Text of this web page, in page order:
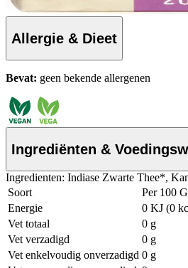
Allergie & Dieet
Bevat: geen bekende allergenen
Ingrediënten &
Ingredienten: Indiase Zwarte Thee*,
Soort
Per 100
Energie
0 KJ (0
Vet totaal
0 g
Vet verzadigd
0 g
Vet enkelvoudig onverzadigd 0 g